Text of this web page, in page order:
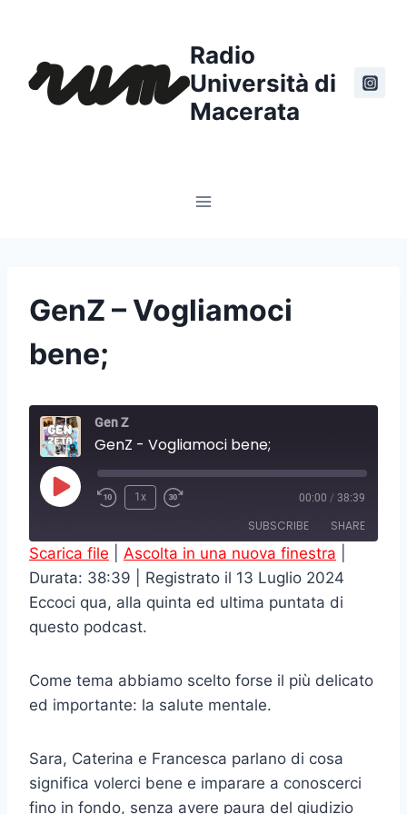
contenuto
Radio
Università di
Macerata
GenZ – Vogliamoci
bene;
Gen Z
GenZ - Vogliamoci bene;
P
a
y
E
p
s
o
e
1x 00:00 / 38:39
SUBSCRIBE SHARE
RSS FEED
SHARE
LINK
Scarica file Ascolta in una nuova finestra
Durata: 38:39
Registrato il 13 Luglio 2024
Eccoci qua, alla quinta ed ultima puntata di
questo podcast.
Come tema abbiamo scelto forse il più delicato
ed importante: la salute mentale.
Sara, Caterina e Francesca parlano di cosa
significa volerci bene e imparare a conoscerci
fino in fondo, senza avere paura del giudizio